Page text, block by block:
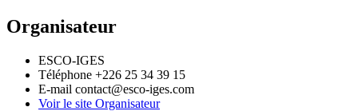
Organisateur
ESCO-IGES
Téléphone +226 25 34 39 15
E-mail contact@esco-iges.com
Voir le site Organisateur